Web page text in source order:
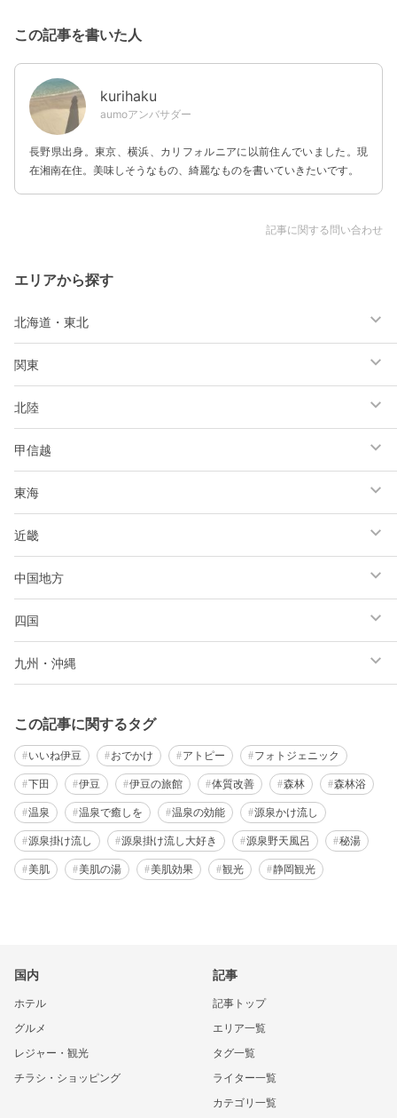
この記事を書いた人
kurihaku
aumoアンバサダー
長野県出身。東京、横浜、カリフォルニアに以前住んでいました。現
在湘南在住。美味しそうなもの、綺麗なものを書いていきたいです。
記事に関する問い合わせ
エリアから探す
北海道・東北
関東
北陸
甲信越
東海
近畿
中国地方
四国
九州・沖縄
この記事に関するタグ
いいね伊豆 おでかけ アトピー フォトジェニック
下田 伊豆 伊豆の旅館 体質改善 森林 森林浴
温泉 温泉で癒しを 温泉の効能 源泉かけ流し
源泉掛け流し 源泉掛け流し大好き 源泉野天風呂 秘湯
美肌 美肌の湯 美肌効果 観光 静岡観光
国内
ホテル
グルメ
レジャー・観光
チラシ・ショッピング
記事
記事トップ
エリア一覧
タグ一覧
ライター一覧
カテゴリ一覧